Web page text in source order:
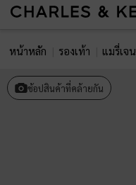
หน้าหลัก รองเท้า แมรี่เจน
ช้อปสินค้าที่คล้ายกัน